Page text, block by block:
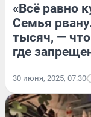
«Всё равно
Семья
тысяч, —
где
30 июня, 2025, 07:30